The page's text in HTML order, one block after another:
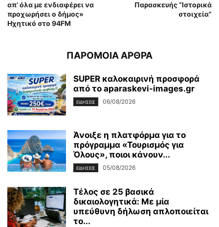
απ’ όλα με ενδιαφέρει να
προχωρήσει ο δήμος»
Ηχητικό στο 94FM
Παρασκευής “Ιστορικά
στοιχεία”
ΠΑΡΟΜΟΙΑ ΑΡΘΡΑ
SUPER καλοκαιρινή προσφορά
από το aparaskevi-images.gr
ΕΙΔΗΣΕΙΣ 06/08/2026
Άνοιξε η πλατφόρμα για το
πρόγραμμα «Τουρισμός για
Όλους», ποιοι κάνουν...
ΕΙΔΗΣΕΙΣ 05/08/2026
Τέλος σε 25 βασικά
δικαιολογητικά: Με μία
υπεύθυνη δήλωση απλοποιείται
το...